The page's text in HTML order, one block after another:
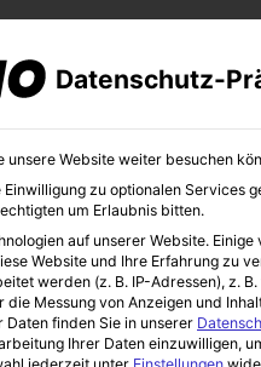
Datenschutz-
Website weiter besuchen
zu optionalen Services
um Erlaubnis bitten.
auf unserer Website. Einige
Website und Ihre Erfahrung zu
werden (z. B. IP-Adressen), z.
Messung von Anzeigen und
finden Sie in unserer
Ihrer Daten einzuwilligen,